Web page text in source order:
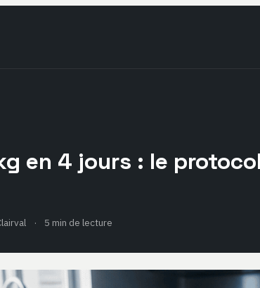
en 4 jours : le
· 5 min de lecture